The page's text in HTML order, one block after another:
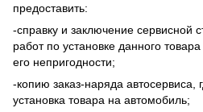
предоставить:
-справку и заключение сервисной
работ по установке данного
его непригодности;
-копию заказ-наряда автосервиса,
установка товара на автомобиль;